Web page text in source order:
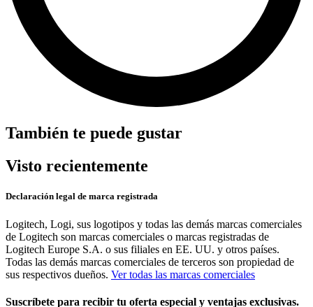
También te puede gustar
Visto recientemente
Declaración legal de marca registrada
Logitech, Logi, sus logotipos y todas las demás marcas comerciales
de Logitech son marcas comerciales o marcas registradas de
Logitech Europe S.A. o sus filiales en EE. UU. y otros países.
Todas las demás marcas comerciales de terceros son propiedad de
sus respectivos dueños. Ver todas las marcas comerciales
Suscríbete para recibir tu oferta especial y ventajas exclusivas.